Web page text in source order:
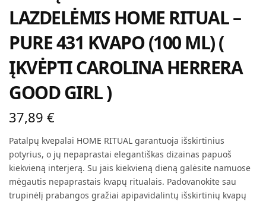
LAZDELĖMIS HOME RITUAL –
PURE 431 KVAPO (100 ML) (
ĮKVĖPTI CAROLINA HERRERA
GOOD GIRL )
37,89€
Patalpų kvepalai HOME RITUAL garantuoja išskirtinius
potyrius, o jų nepaprastai elegantiškas dizainas papuoš
kiekvieną interjerą. Su jais kiekvieną dieną galėsite namuose
mėgautis nepaprastais kvapų ritualais. Padovanokite sau
trupinėlį prabangos gražiai apipavidalintų išskirtinių kvapų